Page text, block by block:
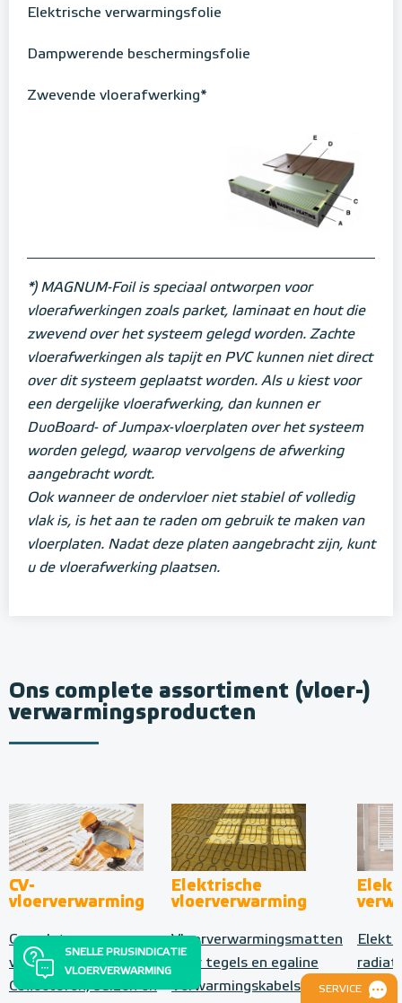
Elektrische verwarmingsfolie
Dampwerende beschermingsfolie
Zwevende vloerafwerking*
*) MAGNUM-Foil is speciaal ontworpen voor
vloerafwerkingen zoals parket, laminaat en hout die
zwevend over het systeem gelegd worden. Zachte
vloerafwerkingen als tapijt en PVC kunnen niet direct
over dit systeem geplaatst worden. Als u kiest voor
een dergelijke vloerafwerking, dan kunnen er
DuoBoard- of Jumpax-vloerplaten over het systeem
worden gelegd, waarop vervolgens de afwerking
aangebracht wordt.
Ook wanneer de ondervloer niet stabiel of volledig
vlak is, is het aan te raden om gebruik te maken van
vloerplaten. Nadat deze platen aangebracht zijn, kunt
u de vloerafwerking plaatsen.
Ons complete assortiment (vloer-)
verwarmingsproducten
CV-
vloerverwarming
Elektrische
vloerverwarming
Complete
vloerverwarmingssets
Collectoren, buizen en
Vloerverwarmingsmatten
voor tegels en egaline
Verwarmingskabels voorSERVICE
SNELLE PRIJSINDICATIE
VLOERVERWARMING